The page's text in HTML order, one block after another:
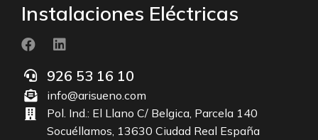
Instalaciones Eléctricas
926 53 16 10
info@arisueno.com
Pol. Ind.: El Llano C/ Belgica, Parcela 140
Socuéllamos, 13630 Ciudad Real España